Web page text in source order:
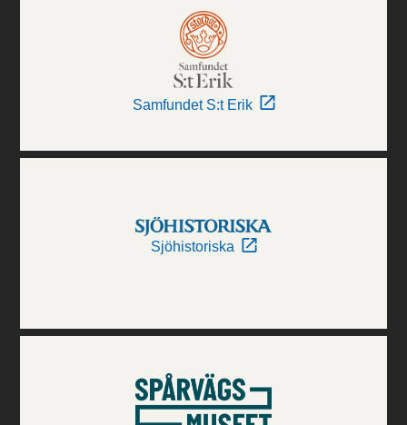
Samfundet S:t Erik
Sjöhistoriska